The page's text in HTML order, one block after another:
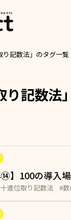
り記数法
り記数法」のタグ一覧
⑭】100の導入
進位取り記数法 #